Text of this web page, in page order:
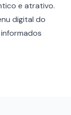
e atrativo.
digital do